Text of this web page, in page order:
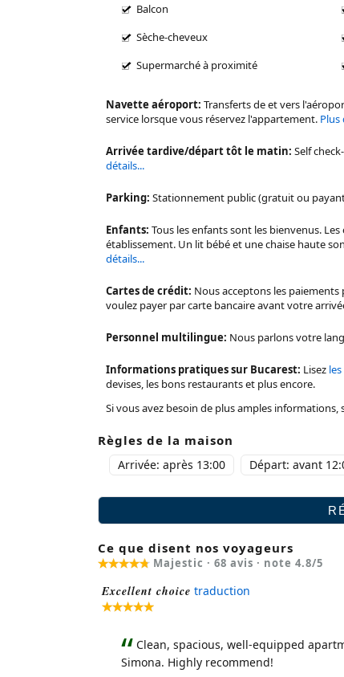
Balcon
Sèche-cheveux
Supermarché à proximité
Navette aéroport: Transferts de et vers
service lorsque vous réservez l'appartement. Plus
Arrivée tardive/départ tôt le matin: Self
détails...
Parking: Stationnement public (gratuit ou
Enfants: Tous les enfants sont les bienvenus.
établissement. Un lit bébé et une chaise haute
détails...
Cartes de crédit: Nous acceptons les
voulez payer par carte bancaire avant votre
Personnel multilingue: Nous parlons votre
Informations pratiques sur Bucarest: Lisez
devises, les bons restaurants et plus encore.
Si vous avez besoin de plus amples
Règles de la maison
Arrivée: après 13:00 Départ: avant
Ce que disent nos voyageurs
Majestic · 68 avis · note 4.8/5
Excellent choice traduction
Clean, spacious, well-equipped
Simona. Highly recommend!